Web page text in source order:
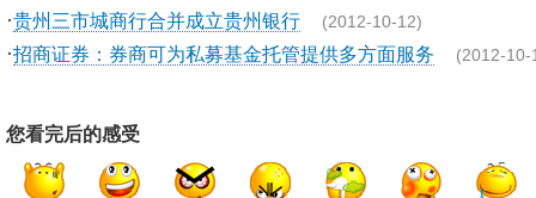
·贵州三市城商行合并成立贵州银行 (2012-10-12)
·招商证券：券商可为私募基金托管提供多方面服务 (2012-10-
您看完后的感受